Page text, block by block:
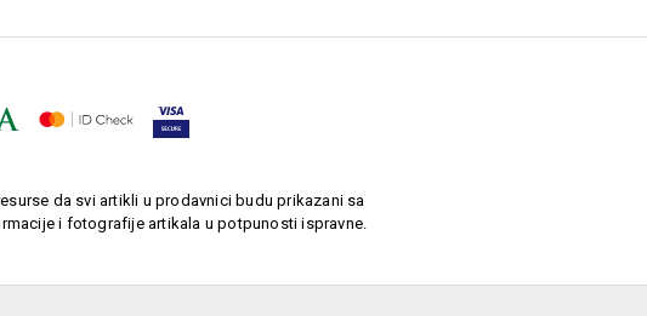
da svi artikli u prodavnici budu prikazani sa
i fotografije artikala u potpunosti ispravne.